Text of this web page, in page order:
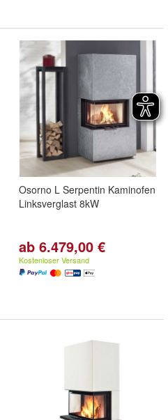
Osorno L Serpentin Kaminofen
Linksverglast 8kW
ab 6.479,00 €
Kostenloser Versand